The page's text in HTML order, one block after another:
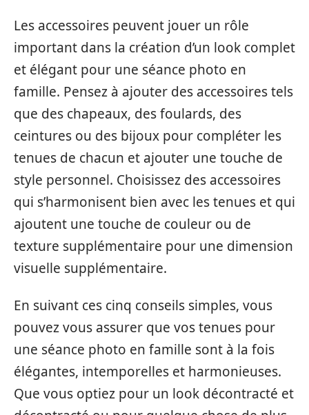
Les accessoires peuvent jouer un rôle
important dans la création d’un look complet
et élégant pour une séance photo en
famille. Pensez à ajouter des accessoires tels
que des chapeaux, des foulards, des
ceintures ou des bijoux pour compléter les
tenues de chacun et ajouter une touche de
style personnel. Choisissez des accessoires
qui s’harmonisent bien avec les tenues et qui
ajoutent une touche de couleur ou de
texture supplémentaire pour une dimension
visuelle supplémentaire.
En suivant ces cinq conseils simples, vous
pouvez vous assurer que vos tenues pour
une séance photo en famille sont à la fois
élégantes, intemporelles et harmonieuses.
Que vous optiez pour un look décontracté et